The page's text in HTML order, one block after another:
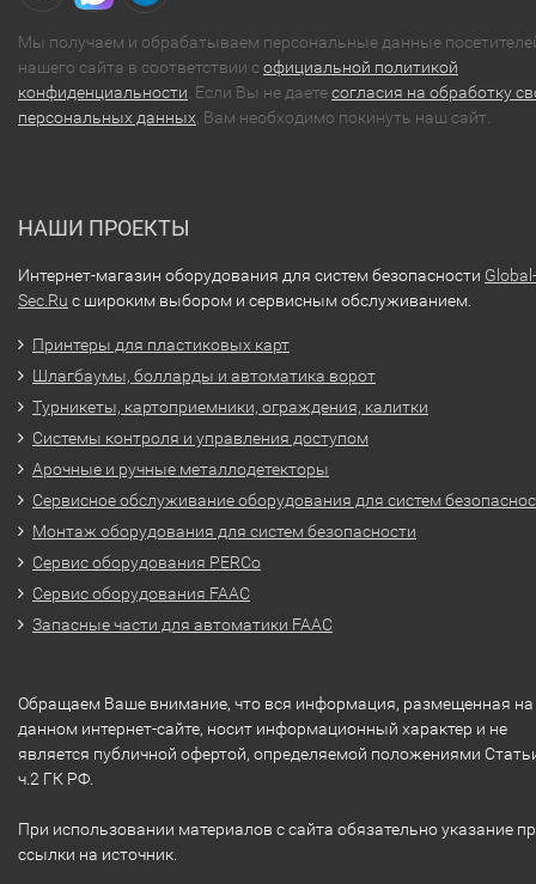
Мы получаем и обрабатываем персональные данные
нашего сайта в соответствии софициальной политикой
конфиденциальности . Если Вы не даетесогласия на обработку
персональных данных , Вам необходимо покинуть наш сайт.
НАШИ ПРОЕКТЫ
Интернет-магазин оборудования для систем безопасности Global-
Sec.Ru с широким выбором и сервисным обслуживанием.
Принтеры для пластиковых карт
Шлагбаумы, болларды и автоматика ворот
Турникеты, картоприемники, ограждения, калитки
Системы контроля и управления доступом
Арочные и ручные металлодетекторы
Сервисное обслуживание оборудования для систем
Монтаж оборудования для систем безопасности
Сервис оборудования PERCo
Сервис оборудования FAAC
Запасные части для автоматики FAAC
Обращаем Ваше внимание, что вся информация, размещенная на
данном интернет-сайте, носит информационный характер и не
является публичной офертой, определяемой положениями
ч.2 ГК РФ.
При использовании материалов с сайта обязательно указание
ссылки на источник.